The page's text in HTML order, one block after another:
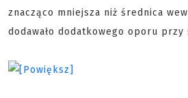
znacząco mniejsza niż średnica
dodawało dodatkowego oporu przy